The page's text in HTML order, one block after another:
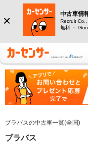
中古車情
Recruit Co.,
無料 －
ブラバスの中古車一覧(全国)
ブラバス